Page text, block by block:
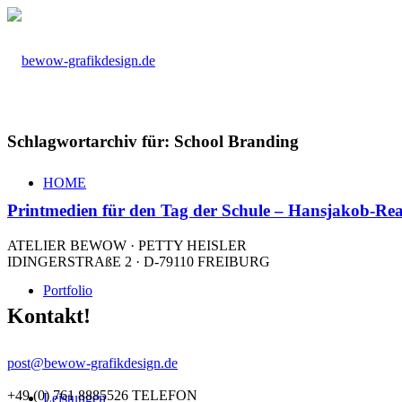
HOME
Portfolio
Leistungen
Schlagwortarchiv für: School Branding
Printmedien für den Tag der Schule – Hansjakob-
ATELIER BEWOW · PETTY HEISLER
IDINGERSTRAßE 2 · D-79110 FREIBURG
Kontakt!
post@bewow-grafikdesign.de
+49 (0) 761 8885526 TELEFON